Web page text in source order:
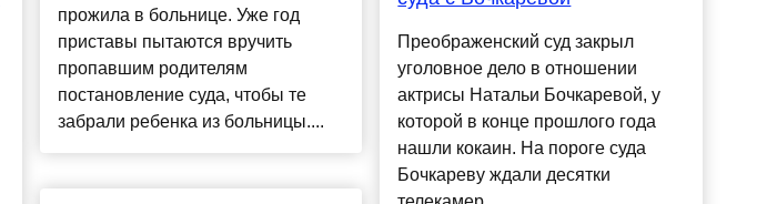
прожила в больнице. Уже год
приставы пытаются вручить
пропавшим родителям
постановление суда, чтобы те
забрали ребенка из больницы....
Преображенский суд закрыл
уголовное дело в отношении
актрисы Натальи Бочкаревой, у
которой в конце прошлого года
нашли кокаин. На пороге суда
Бочкареву ждали десятки